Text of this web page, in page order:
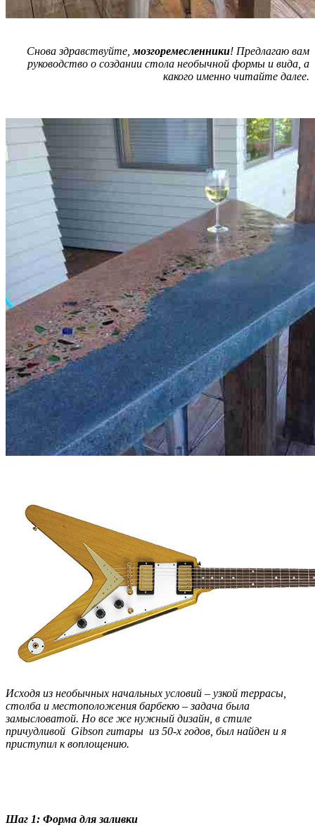
Снова здравствуйте,мозгоремесленники! Предлагаю вам
руководство о создании стола необычной формы и вида, а
какого именно читайте далее.
Исходя из необычных начальных условий – узкой террасы,
столба и местоположения барбекю – задача была
замысловатой. Но все же нужный дизайн, в стиле
причудливой Gibson гитары из 50-х годов, был найден и я
приступил к воплощению.
Шаг 1: Форма для заливки